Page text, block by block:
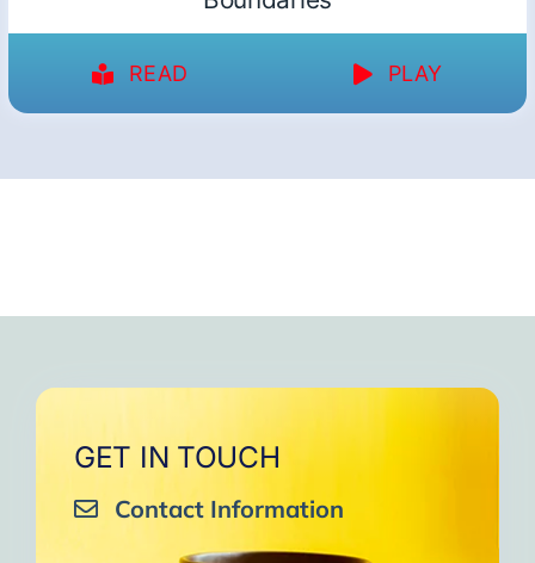
READ PLAY
GET IN TOUCH
Contact Information